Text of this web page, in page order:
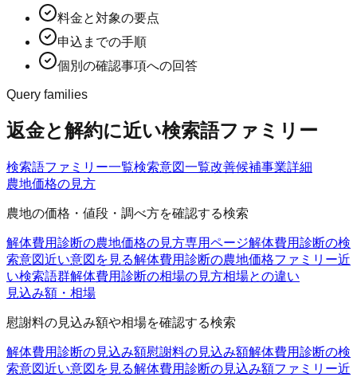
料金と対象の要点
申込までの手順
個別の確認事項への回答
Query families
返金と解約に近い検索語ファミリー
検索語ファミリー一覧検索意図一覧改善候補事業詳細
農地価格の見方
農地の価格・値段・調べ方を確認する検索
解体費用診断の農地価格の見方専用ページ解体費用診断の検
索意図近い意図を見る解体費用診断の農地価格ファミリー近
い検索語群解体費用診断の相場の見方相場との違い
見込み額・相場
慰謝料の見込み額や相場を確認する検索
解体費用診断の見込み額慰謝料の見込み額解体費用診断の検
索意図近い意図を見る解体費用診断の見込み額ファミリー近